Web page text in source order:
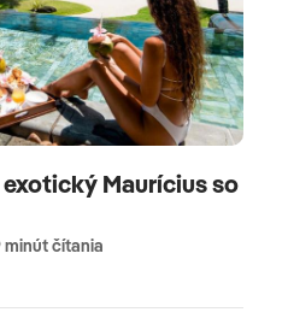
Maurícius so
minút čítania